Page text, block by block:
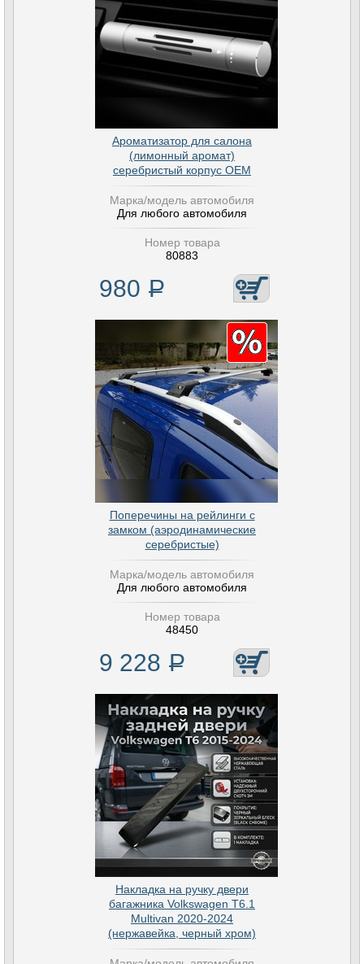
Ароматизатор для салона
(лимонный аромат)
серебристый корпус OEM
Марка/модель автомобиля
Для любого автомобиля
Номер товара
80883
980 Р
Поперечины на рейлинги с
замком (аэродинамические
серебристые)
Марка/модель автомобиля
Для любого автомобиля
Номер товара
48450
9 228 Р
Накладка на ручку двери
багажника Volkswagen T6.1
Multivan 2020-2024
(нержавейка, черный хром)